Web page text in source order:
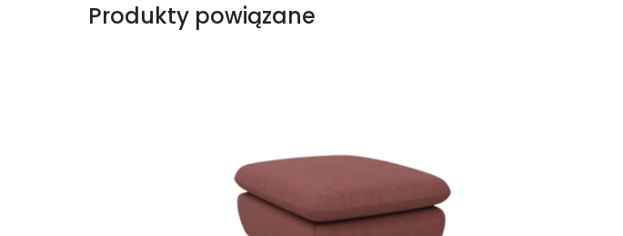
Produkty powiązane